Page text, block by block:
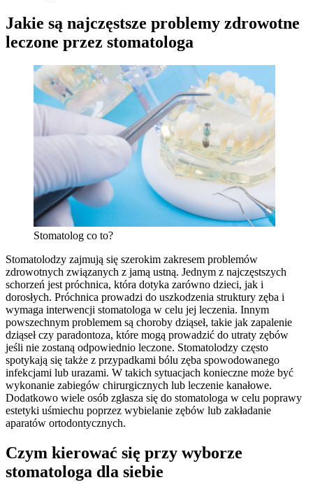
Jakie są najczęstsze problemy zdrowotne
leczone przez stomatologa
Stomatolog co to?
Stomatolodzy zajmują się szerokim zakresem problemów
zdrowotnych związanych z jamą ustną. Jednym z najczęstszych
schorzeń jest próchnica, która dotyka zarówno dzieci, jak i
dorosłych. Próchnica prowadzi do uszkodzenia struktury zęba i
wymaga interwencji stomatologa w celu jej leczenia. Innym
powszechnym problemem są choroby dziąseł, takie jak zapalenie
dziąseł czy paradontoza, które mogą prowadzić do utraty zębów
jeśli nie zostaną odpowiednio leczone. Stomatolodzy często
spotykają się także z przypadkami bólu zęba spowodowanego
infekcjami lub urazami. W takich sytuacjach konieczne może być
wykonanie zabiegów chirurgicznych lub leczenie kanałowe.
Dodatkowo wiele osób zgłasza się do stomatologa w celu poprawy
estetyki uśmiechu poprzez wybielanie zębów lub zakładanie
aparatów ortodontycznych.
Czym kierować się przy wyborze
stomatologa dla siebie